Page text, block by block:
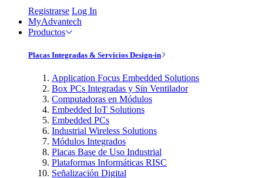
Registrarse Log In
MyAdvantech
Productos
Placas Integradas & Servicios Design-in
Application Focus Embedded Solutions
Box PCs Integradas y Sin Ventilador
Computadoras en Módulos
Embedded IoT Solutions
Embedded PCs
Industrial Wireless Solutions
Módulos Integrados
Placas Base de Uso Industrial
Plataformas Informáticas RISC
Señalización Digital